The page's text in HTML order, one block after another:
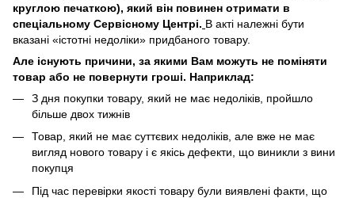
круглою печаткою), який він повинен отримати в
спеціальному Сервісному Центрі. В акті належні бути
вказані «істотні недоліки» придбаного товару.
Але існують причини, за якими Вам можуть не поміняти
товар або не повернути гроші. Наприклад:
З дня покупки товару, який не має недоліків, пройшло
більше двох тижнів
Товар, який не має суттєвих недоліків, але вже не має
вигляд нового товару і є якісь дефекти, що виникли з вини
покупця
Під час перевірки якості товару були виявлені факти, що